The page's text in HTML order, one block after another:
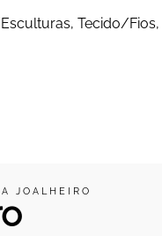
, Tecido/Fios,
JOALHEIRO